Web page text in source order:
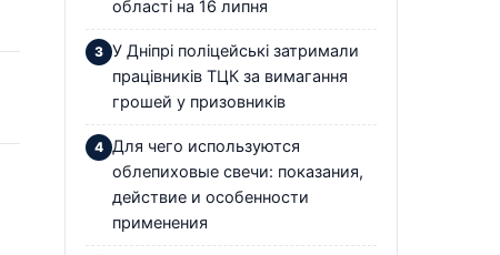
області на 16 липня
У Дніпрі поліцейські затримали
працівників ТЦК за вимагання
грошей у призовників
Для чего используются
облепиховые свечи: показания,
действие и особенности
применения